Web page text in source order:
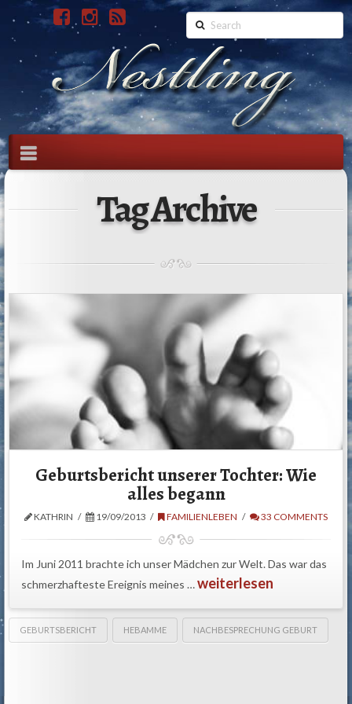
Search
Navigation
Tag Archive
Geburtsbericht unserer Tochter: Wie
alles begann
KATHRIN 19/09/2013 FAMILIENLEBEN 33 COMMENTS
Im Juni 2011 brachte ich unser Mädchen zur Welt. Das war das
schmerzhafteste Ereignis meines …weiterlesen
GEBURTSBERICHT HEBAMME NACHBESPRECHUNG GEBURT